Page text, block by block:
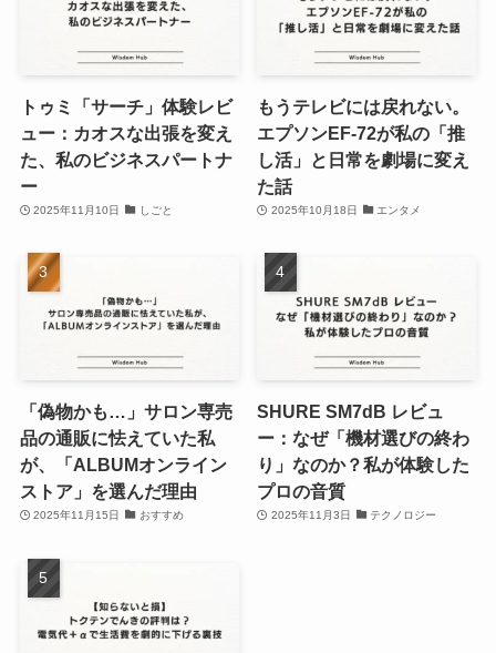
トゥミ「サーチ」体験レビ
ュー：カオスな出張を変え
た、私のビジネスパートナ
ー
2025年11月10日 しごと
もうテレビには戻れない。
エプソンEF-72が私の「推
し活」と日常を劇場に変え
た話
2025年10月18日 エンタメ
「偽物かも…」サロン専売
品の通販に怯えていた私
が、「ALBUMオンライン
ストア」を選んだ理由
2025年11月15日 おすすめ
SHURE SM7dB レビュ
ー：なぜ「機材選びの終わ
り」なのか？私が体験した
プロの音質
2025年11月3日 テクノロジー